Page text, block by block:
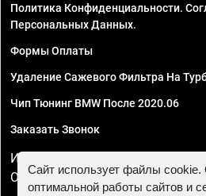
Политика Конфиденциальности.
Персональных Данных.
Формы Оплаты
Удаление Сажевого Фильтра На
Чип Тюнинг BMW После 2020.06
Заказать Звонок
ИП Смирнов Георгий Павлович.
ОГРНИП 324470400032610
Сайт использует файлы
оптимальной работы сайтов и